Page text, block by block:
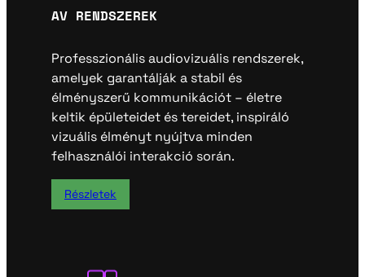
AV RENDSZEREK
Professzionális audiovizuális rendszerek,
amelyek garantálják a stabil és
élményszerű kommunikációt – életre
keltik épületeidet és tereidet, inspiráló
vizuális élményt nyújtva minden
felhasználói interakció során.
Részletek